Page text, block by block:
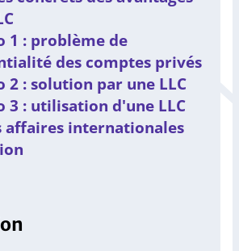
1 : problème de
des comptes privés
2 : solution par une LLC
3 : utilisation d'une LLC
affaires internationales